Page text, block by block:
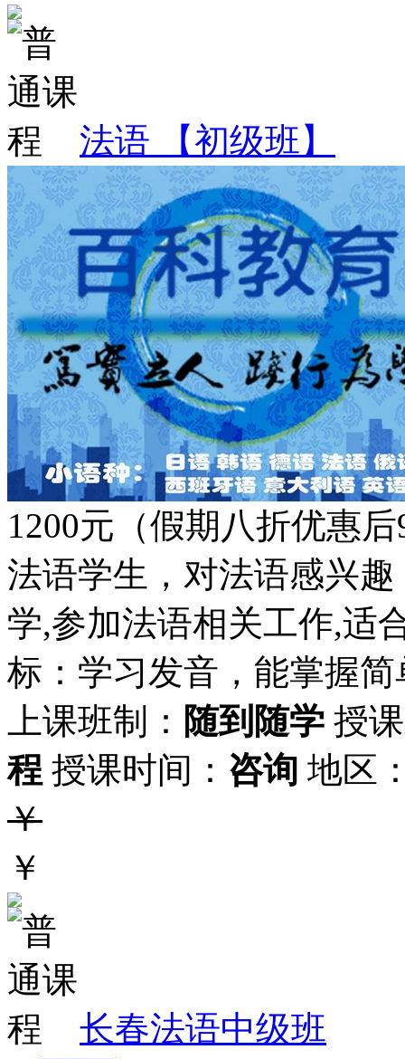
法语 【初级班】
1200元（假期八折优惠
法语学生，对法语感兴
学,参加法语相关工作,适
标：学习发音，能掌握简
上课班制： 随到随学 授
程 授课时间： 咨询 地区
￥
￥
长春法语中级班